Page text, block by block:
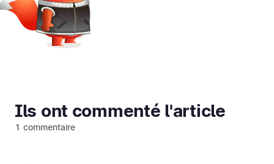
Ils ont commenté l'article
1 commentaire